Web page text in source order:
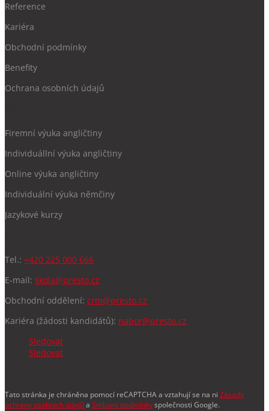
Reference
Kariéra
Obchodní podmínky
Benefity
Ochrana osobních údajů
Firemní výuka angličtiny
Individuállní výuka angličtiny
Online výuka angličtiny
Individuální výuka němčiny
Jazykové kurzy
Tel.: +420 225 000 666
E-mail: skola@presto.cz
Obchodní oddělení: crm@presto.cz
Kariéra (žádosti kandidátů): nabor@presto.cz
Sledovat
Sledovat
Tato stránka je chráněna pomocí reCAPTCHA a vztahují se na ni Zásady
ochrany osobních údajůa Smluvní podmínkyspolečnosti Google.